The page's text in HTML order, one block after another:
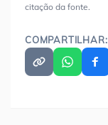
citação da fonte.
COMPARTILHAR: